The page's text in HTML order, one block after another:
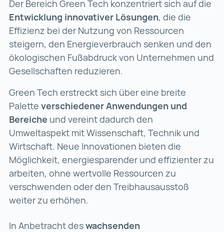
Der Bereich Green Tech konzentriert sich auf die
Entwicklung innovativer Lösungen, die die
Effizienz bei der Nutzung von Ressourcen
steigern, den Energieverbrauch senken und den
ökologischen Fußabdruck von Unternehmen und
Gesellschaften reduzieren.
Green Tech erstreckt sich über eine breite
Palette verschiedener Anwendungen und
Bereiche und vereint dadurch den
Umweltaspekt mit Wissenschaft, Technik und
Wirtschaft. Neue Innovationen bieten die
Möglichkeit, energiesparender und effizienter zu
arbeiten, ohne wertvolle Ressourcen zu
verschwenden oder den Treibhausausstoß
weiter zu erhöhen.
In Anbetracht deswachsenden